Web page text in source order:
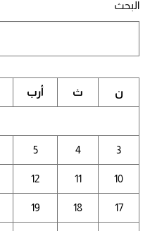
البحث
ن ث أرب
3
4
5
10
11
12
17
18
19